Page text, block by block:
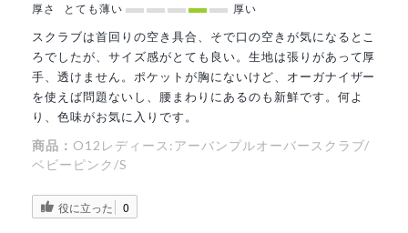
厚さ
とても薄い 厚い
スクラブは首回りの空き具合、そで口の空きが気になるとこ
ろでしたが、サイズ感がとても良い。生地は張りがあって厚
手、透けません。ポケットが胸にないけど、オーガナイザー
を使えば問題ないし、腰まわりにあるのも新鮮です。何よ
り、色味がお気に入りです。
商品： O12レディース:アーバンプルオーバースクラブ/
ベビーピンク/S
役に立った 0